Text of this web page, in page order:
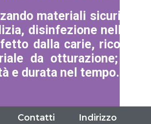
materiali sicuri e
disinfezione nella
dalla carie,
da otturazione; la
e durata nel tempo.
Contatti Indirizzo